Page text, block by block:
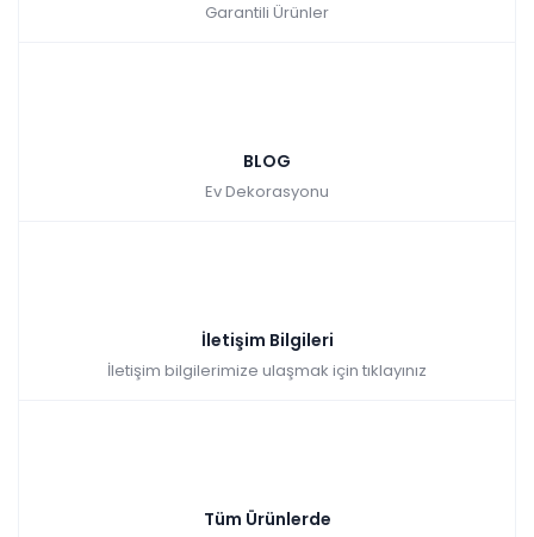
Garantili Ürünler
BLOG
Ev Dekorasyonu
İletişim Bilgileri
İletişim bilgilerimize ulaşmak için tıklayınız
Tüm Ürünlerde